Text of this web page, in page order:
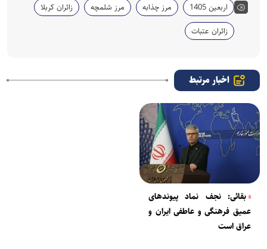
اربعین 1405
مرز چذابه مرز شلمچه
زائران کربلا
زائران عتبات
اخبار مرتبط
بقائی: نجف نماد پیوندهای
عمیق فرهنگی و عاطفی ایران و
عراق است